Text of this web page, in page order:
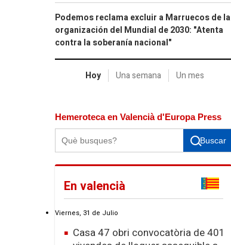
Podemos reclama excluir a Marruecos de la
organización del Mundial de 2030: "Atenta
contra la soberanía nacional"
Hoy Una semana Un mes
Hemeroteca en Valencià d'Europa Press
Buscar
En valencià
Viernes, 31 de Julio
Casa 47 obri convocatòria de 401